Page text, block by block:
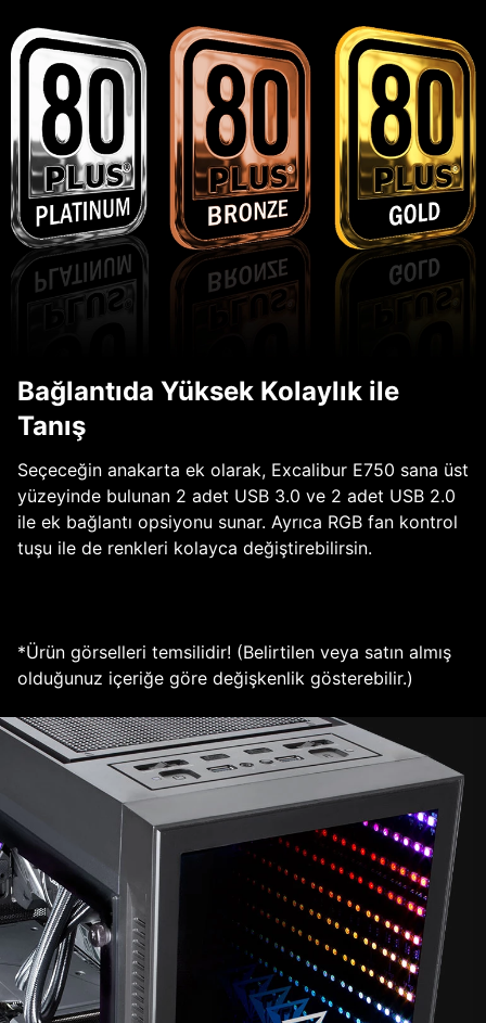
Bağlantıda Yüksek Kolaylık ile
Tanış
Seçeceğin anakarta ek olarak, Excalibur E750 sana üst
yüzeyinde bulunan 2 adet USB 3.0 ve 2 adet USB 2.0
ile ek bağlantı opsiyonu sunar. Ayrıca RGB fan kontrol
tuşu ile de renkleri kolayca değiştirebilirsin.
*Ürün görselleri temsilidir! (Belirtilen veya satın almış
olduğunuz içeriğe göre değişkenlik gösterebilir.)